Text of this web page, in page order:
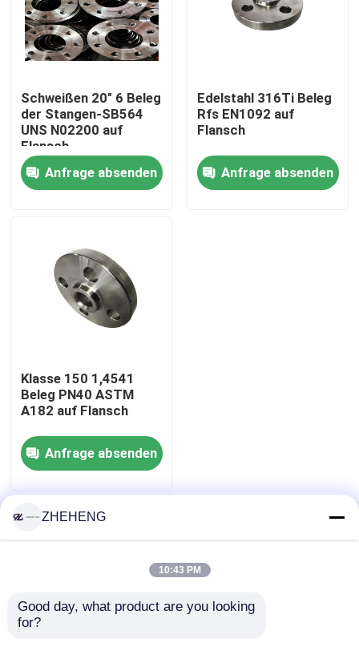
Haus
Über uns
Qualitätskontrolle
Company News
Edelstahl-Fitting
Edelstahlrohrflansch
Schweißen 20" 6 Beleg
der Stangen-SB564
UNS N02200 auf
Flansch
Anfrage absenden
Edelstahl 316Ti Beleg
Rfs EN1092 auf
Flansch
Anfrage absenden
Klasse 150 1,4541
Beleg PN40 ASTM
A182 auf Flansch
Anfrage absenden
Startseite
Sitemap
Privacy Policy
QualitätEdelstahl-Fitting China Fabrik.Copyright
ZHEHENG
10:43 PM
Good day, what product are you looking
for?